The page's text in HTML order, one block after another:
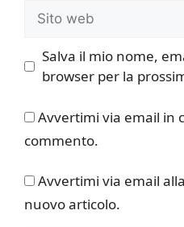
Sito
web
Salva il mio nome,
browser per la
Avvertimi via email in
commento.
Avvertimi via email
nuovo articolo.